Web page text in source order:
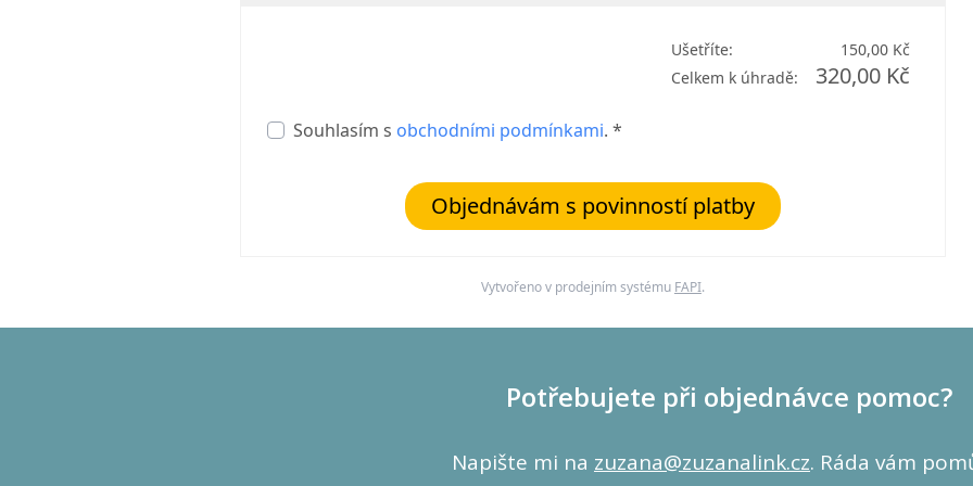
Ušetříte:
150,00 Kč
Celkem k úhradě:
320,00 Kč
Souhlasím s obchodními podmínkami. *
Objednávám s povinností platby
Vytvořeno v prodejním systému FAPI.
Potřebujete při objednávce pomoc?
Napište mi na zuzana@zuzanalink.cz. Ráda vám